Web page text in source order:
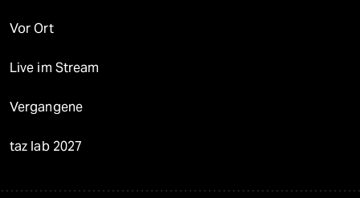
Vor Ort
Live im Stream
Vergangene
taz lab 2027